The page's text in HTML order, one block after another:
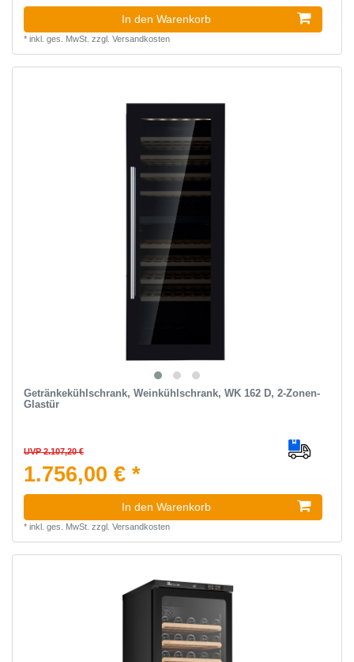
In den Warenkorb
* inkl. ges. MwSt. zzgl. Versandkosten
Getränkekühlschrank, Weinkühlschrank, WK 162 D, 2-Zonen-
Glastür
UVP 2.107,20 €
1.756,00 € *
In den Warenkorb
* inkl. ges. MwSt. zzgl. Versandkosten